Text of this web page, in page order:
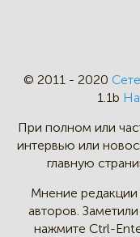
© 2011 - 2020
1.1b
При полном или
интервью или
главную
Мнение редакции
авторов.
нажмите Ctrl-